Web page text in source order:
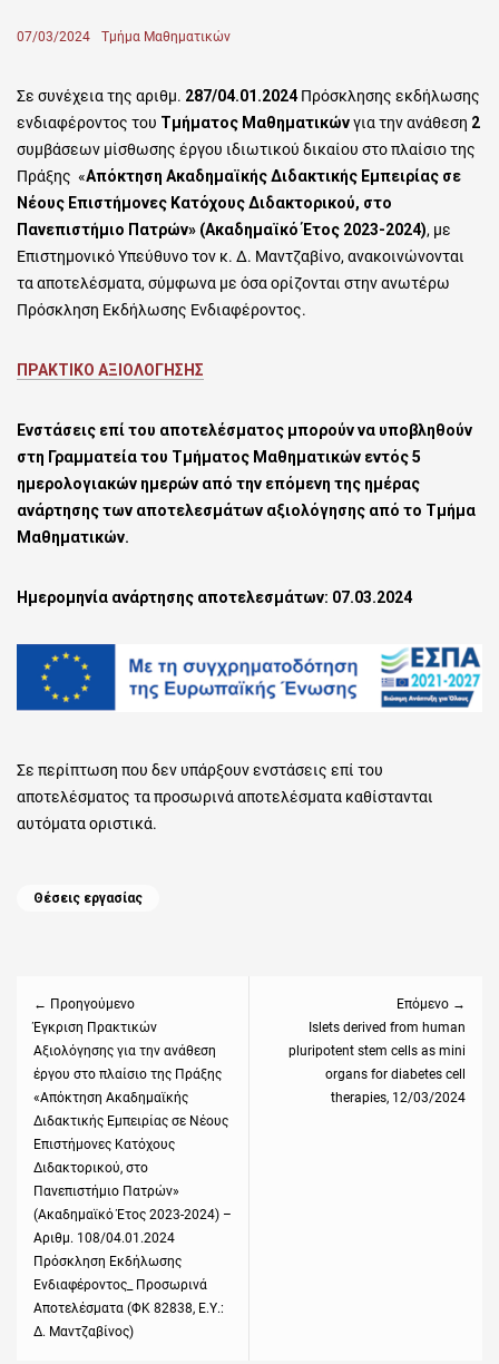
Posted
07/03/2024 Author
Τμήμα Μαθηματικών
Σε συνέχεια της αριθμ. 287/04.01.2024 Πρόσκλησης εκδήλωσης
ενδιαφέροντος του Τμήματος Μαθηματικώνγια την ανάθεση 2
συμβάσεων μίσθωσης έργου ιδιωτικού δικαίου στο πλαίσιο της
Πράξης «Απόκτηση Ακαδημαϊκής Διδακτικής Εμπειρίας σε
Νέους Επιστήμονες Κατόχους Διδακτορικού, στο
Πανεπιστήμιο Πατρών» (Ακαδημαϊκό Έτος 2023-2024), με
Επιστημονικό Υπεύθυνο τον κ. Δ. Μαντζαβίνο, ανακοινώνονται
τα αποτελέσματα, σύμφωνα με όσα ορίζονται στην ανωτέρω
Πρόσκληση Εκδήλωσης Ενδιαφέροντος.
ΠΡΑΚΤΙΚΟ ΑΞΙΟΛΟΓΗΣΗΣ
Ενστάσεις επί του αποτελέσματος μπορούν να υποβληθούν
στη Γραμματεία του Τμήματος Μαθηματικών εντός 5
ημερολογιακών ημερών από την επόμενη της ημέρας
ανάρτησης των αποτελεσμάτων αξιολόγησης από το Τμήμα
Μαθηματικών.
Ημερομηνία ανάρτησης αποτελεσμάτων: 07.03.2024
Σε περίπτωση που δεν υπάρξουν ενστάσεις επί του
αποτελέσματος τα προσωρινά αποτελέσματα καθίστανται
αυτόματα οριστικά.
Categories
Θέσεις εργασίας
← Προηγούμενο
Previous
post:
Έγκριση Πρακτικών
Αξιολόγησης για την ανάθεση
έργου στο πλαίσιο της Πράξης
«Απόκτηση Ακαδημαϊκής
Διδακτικής Εμπειρίας σε Νέους
Επιστήμονες Κατόχους
Διδακτορικού, στο
Πανεπιστήμιο Πατρών»
(Ακαδημαϊκό Έτος 2023-2024) –
Αριθμ. 108/04.01.2024
Πρόσκληση Εκδήλωσης
Ενδιαφέροντος_ Προσωρινά
Αποτελέσματα (ΦΚ 82838, Ε.Υ.:
Δ. Μαντζαβίνος)
Επόμενο →
post:
Islets derived from human
pluripotent stem cells as mini
organs for diabetes cell
therapies, 12/03/2024